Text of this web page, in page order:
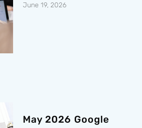
June 19, 2026
May 2026 Google